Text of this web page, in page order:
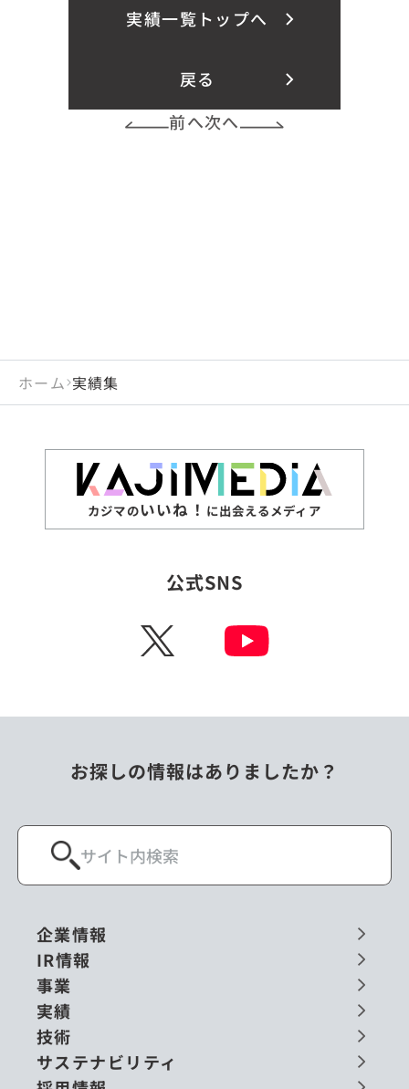
実績一覧トップへ
戻る
前へ次へ
ホーム 実績集
カジマのいいね！ に出会えるメディア
公式SNS
X
お探しの情報はありましたか？
企業情報
IR情報
事業
実績
技術
サステナビリティ